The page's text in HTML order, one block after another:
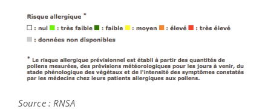
Source : RNSA